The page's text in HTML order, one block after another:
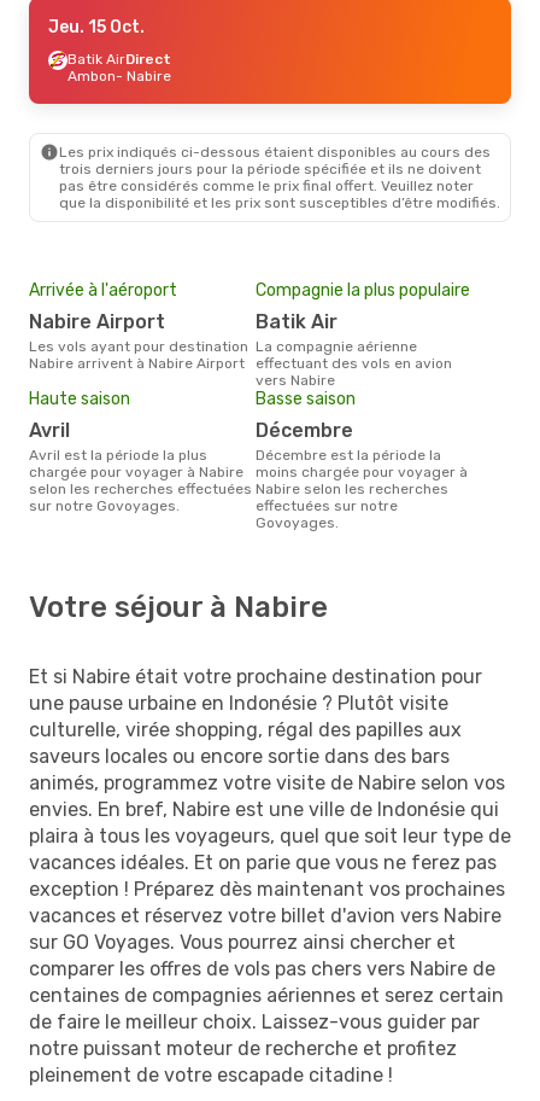
Jeu. 15 Oct.
Batik AirDirect
Ambon- Nabire
Les prix indiqués ci-dessous étaient disponibles au cours des
trois derniers jours pour la période spécifiée et ils ne doivent
pas être considérés comme le prix final offert. Veuillez noter
que la disponibilité et les prix sont susceptibles d’être modifiés.
Arrivée à l'aéroport
Nabire Airport
Les vols ayant pour destination
Nabire arrivent à Nabire Airport
Compagnie la plus populaire
Batik Air
La compagnie aérienne
effectuant des vols en avion
vers Nabire
Haute saison
avril
avril est la période la plus
chargée pour voyager à Nabire
selon les recherches effectuées
sur notre Govoyages.
Basse saison
décembre
décembre est la période la
moins chargée pour voyager à
Nabire selon les recherches
effectuées sur notre
Govoyages.
Votre séjour à Nabire
Et si Nabire était votre prochaine destination pour
une pause urbaine en Indonésie ? Plutôt visite
culturelle, virée shopping, régal des papilles aux
saveurs locales ou encore sortie dans des bars
animés, programmez votre visite de Nabire selon vos
envies. En bref, Nabire est une ville de Indonésie qui
plaira à tous les voyageurs, quel que soit leur type de
vacances idéales. Et on parie que vous ne ferez pas
exception ! Préparez dès maintenant vos prochaines
vacances et réservez votre billet d'avion vers Nabire
sur GO Voyages. Vous pourrez ainsi chercher et
comparer les offres de vols pas chers vers Nabire de
centaines de compagnies aériennes et serez certain
de faire le meilleur choix. Laissez-vous guider par
notre puissant moteur de recherche et profitez
pleinement de votre escapade citadine !